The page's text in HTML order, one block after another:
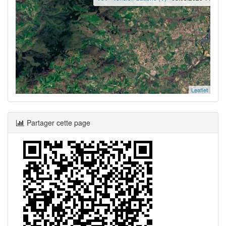
Leaflet
Partager cette page